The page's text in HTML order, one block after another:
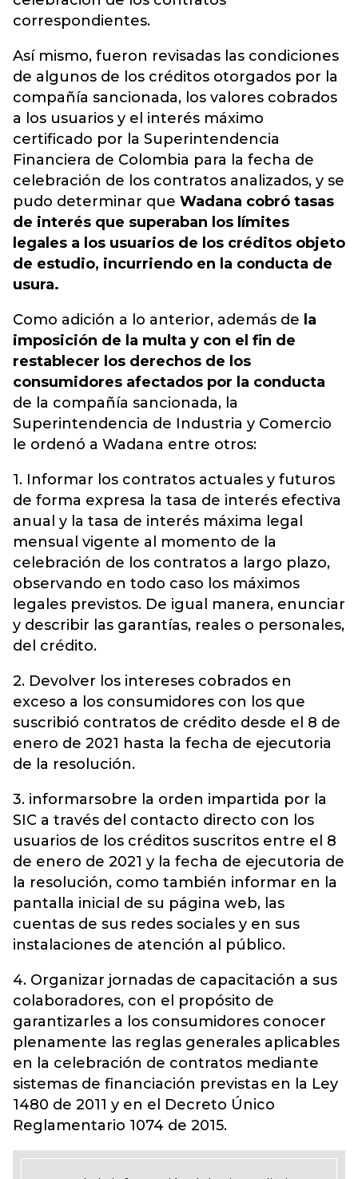
correspondientes.
Así mismo, fueron revisadas las condiciones
de algunos de los créditos otorgados por la
compañía sancionada, los valores cobrados
a los usuarios y el interés máximo
certificado por la Superintendencia
Financiera de Colombia para la fecha de
celebración de los contratos analizados, y se
pudo determinar que Wadana cobró tasas
de interés que superaban los límites
legales a los usuarios de los créditos objeto
de estudio, incurriendo en la conducta de
usura.
Como adición a lo anterior, además de la
imposición de la multa y con el fin de
restablecer los derechos de los
consumidores afectados por la conducta
de la compañía sancionada, la
Superintendencia de Industria y Comercio
le ordenó a Wadana entre otros:
1. Informar los contratos actuales y futuros
de forma expresa la tasa de interés efectiva
anual y la tasa de interés máxima legal
mensual vigente al momento de la
celebración de los contratos a largo plazo,
observando en todo caso los máximos
legales previstos. De igual manera, enunciar
y describir las garantías, reales o personales,
del crédito.
2. Devolver los intereses cobrados en
exceso a los consumidores con los que
suscribió contratos de crédito desde el 8 de
enero de 2021 hasta la fecha de ejecutoria
de la resolución.
3. informarsobre la orden impartida por la
SIC a través del contacto directo con los
usuarios de los créditos suscritos entre el 8
de enero de 2021 y la fecha de ejecutoria de
la resolución, como también informar en la
pantalla inicial de su página web, las
cuentas de sus redes sociales y en sus
instalaciones de atención al público.
4. Organizar jornadas de capacitación a sus
colaboradores, con el propósito de
garantizarles a los consumidores conocer
plenamente las reglas generales aplicables
en la celebración de contratos mediante
sistemas de financiación previstas en la Ley
1480 de 2011 y en el Decreto Único
Reglamentario 1074 de 2015.